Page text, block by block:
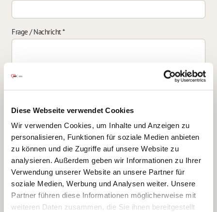
Diese Webseite verwendet Cookies
Wir verwenden Cookies, um Inhalte und Anzeigen zu
personalisieren, Funktionen für soziale Medien anbieten
zu können und die Zugriffe auf unsere Website zu
analysieren. Außerdem geben wir Informationen zu Ihrer
Verwendung unserer Website an unsere Partner für
soziale Medien, Werbung und Analysen weiter. Unsere
Partner führen diese Informationen möglicherweise mit
weiteren Daten zusammen, die Sie ihnen bereitgestellt
Frage / Nachricht*
Ich bin damit einverstanden, dass meine personenbezogenen Daten
ausschließlich zum Zweck der Durchführung der Kontaktanfrage
verarbeitet, auf IT- Systemen der Garitz Bewirtschaftungsbetriebe
GmbH, Heinrich-von-Kleist-Straße 2, 97688 Bad Kissingen
(Betreiber) gespeichert und an die für das Stellenangebot
verantwortliche Stelle zur Kontaktaufnahme weitergegeben
werden.
Diese Einwilligungserklärung kann ich jederzeit gegenüber dem